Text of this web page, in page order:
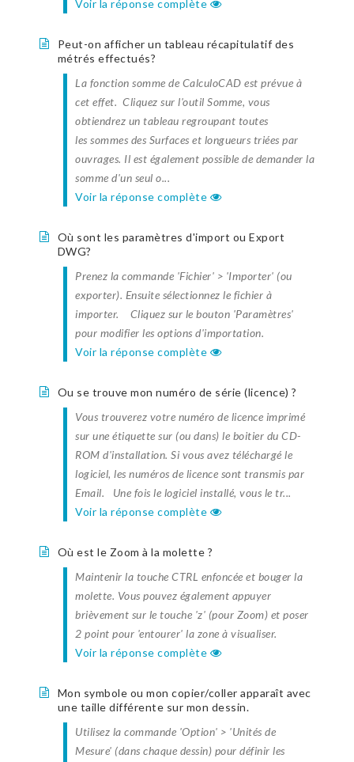
Voir la réponse complète
Peut-on afficher un tableau récapitulatif des
métrés effectués?
La fonction somme de CalculoCAD est prévue à
cet effet. Cliquez sur l'outil Somme, vous
obtiendrez un tableau regroupant toutes
les sommes des Surfaces et longueurs triées par
ouvrages. Il est également possible de demander la
somme d'un seul o...
Voir la réponse complète
Où sont les paramètres d'import ou Export
DWG?
Prenez la commande 'Fichier' > 'Importer' (ou
exporter). Ensuite sélectionnez le fichier à
importer. Cliquez sur le bouton 'Paramètres'
pour modifier les options d'importation.
Voir la réponse complète
Ou se trouve mon numéro de série (licence) ?
Vous trouverez votre numéro de licence imprimé
sur une étiquette sur (ou dans) le boitier du CD-
ROM d'installation. Si vous avez téléchargé le
logiciel, les numéros de licence sont transmis par
Email. Une fois le logiciel installé, vous le tr...
Voir la réponse complète
Où est le Zoom à la molette ?
Maintenir la touche CTRL enfoncée et bouger la
molette. Vous pouvez également appuyer
brièvement sur le touche 'z' (pour Zoom) et poser
2 point pour 'entourer' la zone à visualiser.
Voir la réponse complète
Mon symbole ou mon copier/coller apparaît avec
une taille différente sur mon dessin.
Utilisez la commande 'Option' > 'Unités de
Mesure' (dans chaque dessin) pour définir les